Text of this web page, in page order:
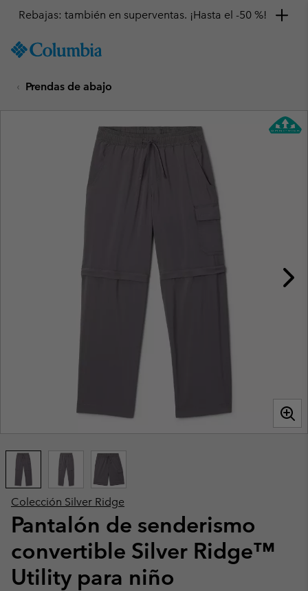
TO
SKIP
MAIN
Rebajas: también en superventas. ¡Hasta el -50 %!
Prendas de abajo
Colección Silver Ridge
Pantalón de senderismo
convertible Silver Ridge™
Utility para niño